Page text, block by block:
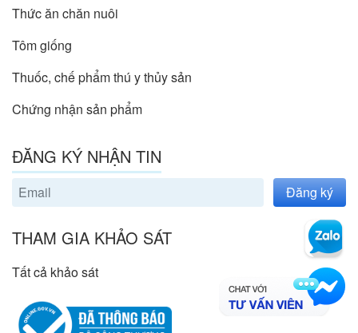
Thức ăn chăn nuôi
Tôm giống
Thuốc, chế phẩm thú y thủy sản
Chứng nhận sản phẩm
ĐĂNG KÝ NHẬN TIN
Đăng ký
THAM GIA KHẢO SÁT
Tất cả khảo sát